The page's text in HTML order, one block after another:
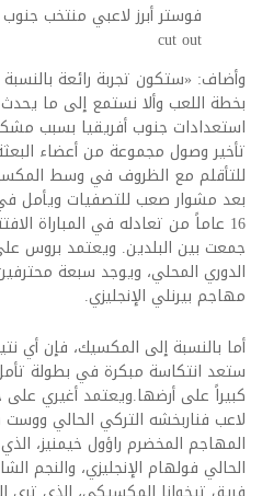
فوستر أبرز لاعبي منتخب
cut out
وأضاف: «ستكون تجربة رائعة
بخطة اللعب وألا نستمع إلى ما
استعدادات جنوب أفريقيا بسبب
تأخير وصول مجموعة من أعضاء
للتأقلم مع الظروف في وسط
بعد مشوار صعب للتصفيات ويأمل
16 عاماً من تعادله في المباراة
جمعت بين البلدين. ويعتمد بروس
الدوري المحلي، ويوجد سبعة
مهاجم بيرنلي الإنجليزي.
أما بالنسبة إلى المكسيك، فإن أي
ستعد انتكاسة مبكرة في بطولة
كبيراً على أرضها.ويعتمد أغيري على
لاعب فناربخشه التركي الحالي
المهاجم المخضرم راؤول خيمنيز،